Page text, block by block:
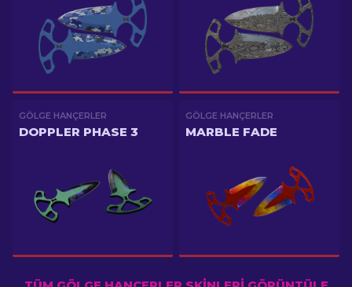
GÖLGE HANÇERLER
DOPPLER PHASE 3
GÖLGE HANÇERLER
MARBLE FADE